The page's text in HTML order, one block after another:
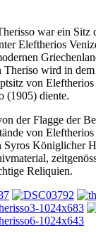
war ein Sitz
Eleftherios
wird in dem
von
(1905) diente.
der Flagge der
von
Königlicher
Reliquien.